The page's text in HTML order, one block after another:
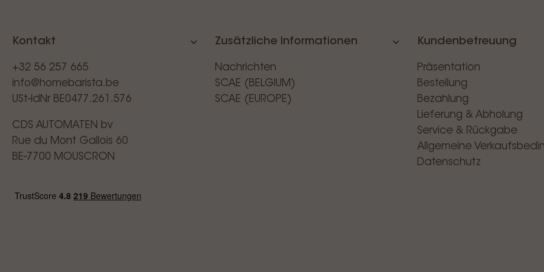
Kontakt
+32 56 257 665
info@homebarista.be
USt-IdNr BE0477.261.576
CDS AUTOMATEN bv
Rue du Mont Gallois 60
BE-7700 MOUSCRON
Zusätzliche Informationen
Nachrichten
SCAE (BELGIUM)
SCAE (EUROPE)
Kundenbetreuung
Präsentation
Bestellung
Bezahlung
Lieferung & Abholung
Service & Rückgabe
Allgemeine
Datenschutz